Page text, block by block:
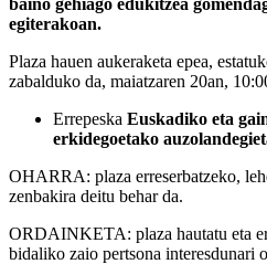
egiterakoan.
Plaza hauen aukeraketa epea,
zabalduko da, maiatzaren 20an,
Errepeska Euskadiko eta
erkidegoetako
OHARRA: plaza erreserbatzeko,
zenbakira deitu behar da.
ORDAINKETA: plaza hautatu eta
bidaliko zaio pertsona interesdunari